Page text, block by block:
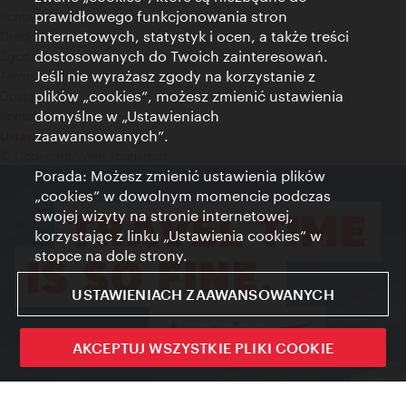
Kontakt
Credits
Zgoda na przetwarzanie danych osobowych
Terms of Use
Dostępność
Kontakt prasowy
Ustawienia cookies
prawidłowego funkcjonowania stron
internetowych, statystyk i ocen, a także treści
dostosowanych do Twoich zainteresowań.
Jeśli nie wyrażasz zgody na korzystanie z
plików „cookies”, możesz zmienić ustawienia
domyślne w „Ustawieniach
zaawansowanych”.
Porada: Możesz zmienić ustawienia plików
„cookies” w dowolnym momencie podczas
swojej wizyty na stronie internetowej,
korzystając z linku „Ustawienia cookies” w
stopce na dole strony.
USTAWIENIACH ZAAWANSOWANYCH
AKCEPTUJ WSZYSTKIE PLIKI COOKIE